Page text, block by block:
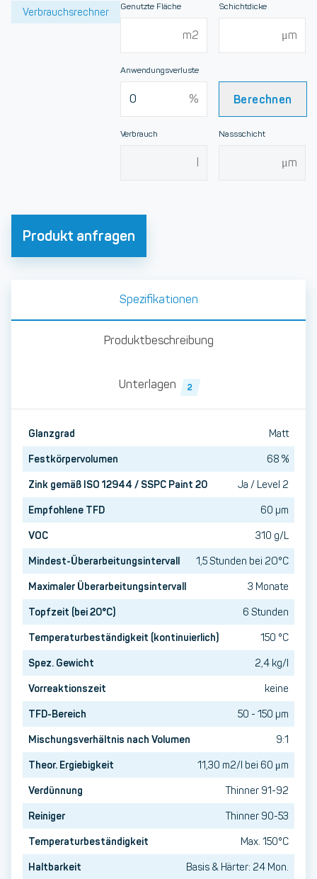
Verbrauchsrechner Genutzte Fläche Schichtdicke
Anwendungsverluste
Berechnen
Verbrauch Nassschicht
Produkt anfragen
Spezifikationen
Produktbeschreibung
Unterlagen 2
Glanzgrad
Matt
Festkörpervolumen
68 %
Zink gemäß ISO 12944 / SSPC Paint 20
Ja / Level 2
Empfohlene TFD
60 µm
VOC
310 g/L
Mindest-Überarbeitungsintervall
1,5 Stunden bei 2O°C
Maximaler Überarbeitungsintervall
3 Monate
Topfzeit (bei 20°C)
6 Stunden
Temperaturbeständigkeit (kontinuierlich)
150 °C
Spez. Gewicht
2,4 kg/l
Vorreaktionszeit
keine
TFD-Bereich
50 - 150 µm
Mischungsverhältnis nach Volumen
9:1
Theor. Ergiebigkeit
11,30 m2/l bei 60 μm
Verdünnung
Thinner 91-92
Reiniger
Thinner 90-53
Temperaturbeständigkeit
Max. 150°C
Haltbarkeit
Basis & Härter: 24 Mon.